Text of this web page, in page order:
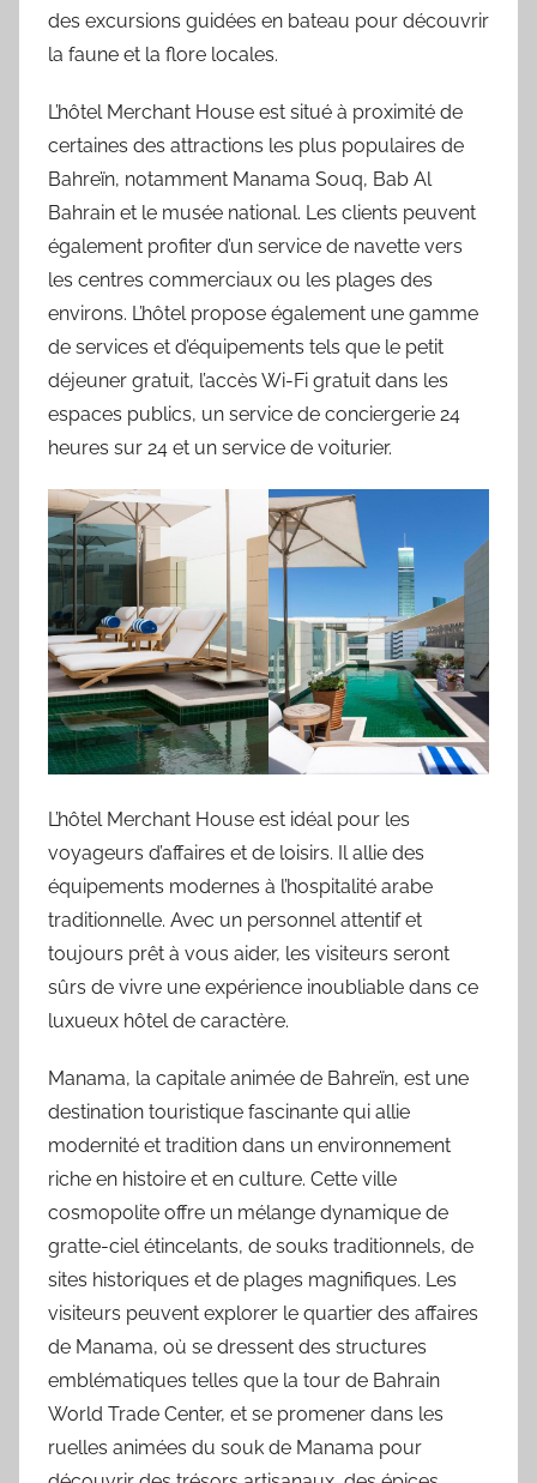
des excursions guidées en bateau pour découvrir
la faune et la flore locales.
L’hôtel Merchant House est situé à proximité de
certaines des attractions les plus populaires de
Bahreïn, notamment Manama Souq, Bab Al
Bahrain et le musée national. Les clients peuvent
également profiter d’un service de navette vers
les centres commerciaux ou les plages des
environs. L’hôtel propose également une gamme
de services et d’équipements tels que le petit
déjeuner gratuit, l’accès Wi-Fi gratuit dans les
espaces publics, un service de conciergerie 24
heures sur 24 et un service de voiturier.
L’hôtel Merchant House est idéal pour les
voyageurs d’affaires et de loisirs. Il allie des
équipements modernes à l’hospitalité arabe
traditionnelle. Avec un personnel attentif et
toujours prêt à vous aider, les visiteurs seront
sûrs de vivre une expérience inoubliable dans ce
luxueux hôtel de caractère.
Manama, la capitale animée de Bahreïn, est une
destination touristique fascinante qui allie
modernité et tradition dans un environnement
riche en histoire et en culture. Cette ville
cosmopolite offre un mélange dynamique de
gratte-ciel étincelants, de souks traditionnels, de
sites historiques et de plages magnifiques. Les
visiteurs peuvent explorer le quartier des affaires
de Manama, où se dressent des structures
emblématiques telles que la tour de Bahrain
World Trade Center, et se promener dans les
ruelles animées du souk de Manama pour